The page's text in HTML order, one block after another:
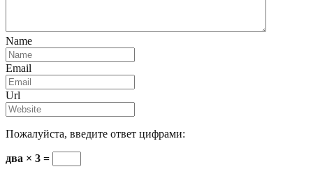
Name
Email
Url
Пожалуйста, введите ответ цифрами:
два × 3 =